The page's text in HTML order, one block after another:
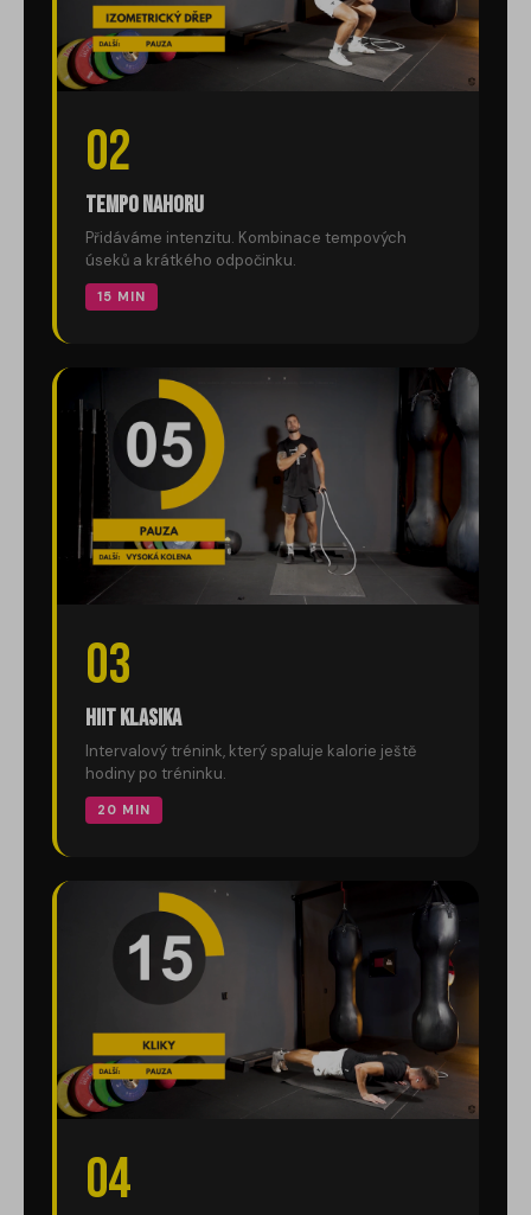
02
Tempo nahoru
Přidáváme intenzitu. Kombinace tempových
úseků a krátkého odpočinku.
15 MIN
03
HIIT klasika
Intervalový trénink, který spaluje kalorie ještě
hodiny po tréninku.
20 MIN
04